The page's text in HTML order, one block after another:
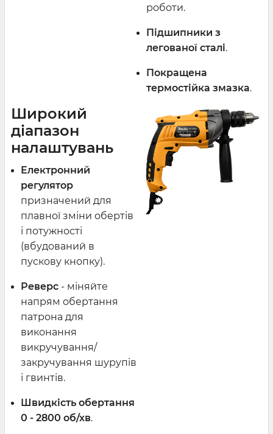
роботи.
Підшипники з
легованої сталі.
Покращена
термостійка змазка.
Широкий
діапазон
налаштувань
Електронний
регулятор
призначений для
плавної зміни обертів
і потужності
(вбудований в
пускову кнопку).
Реверс - міняйте
напрям обертання
патрона для
виконання
викручування/
закручування шурупів
і гвинтів.
Швидкість обертання
0 - 2800 об/хв.